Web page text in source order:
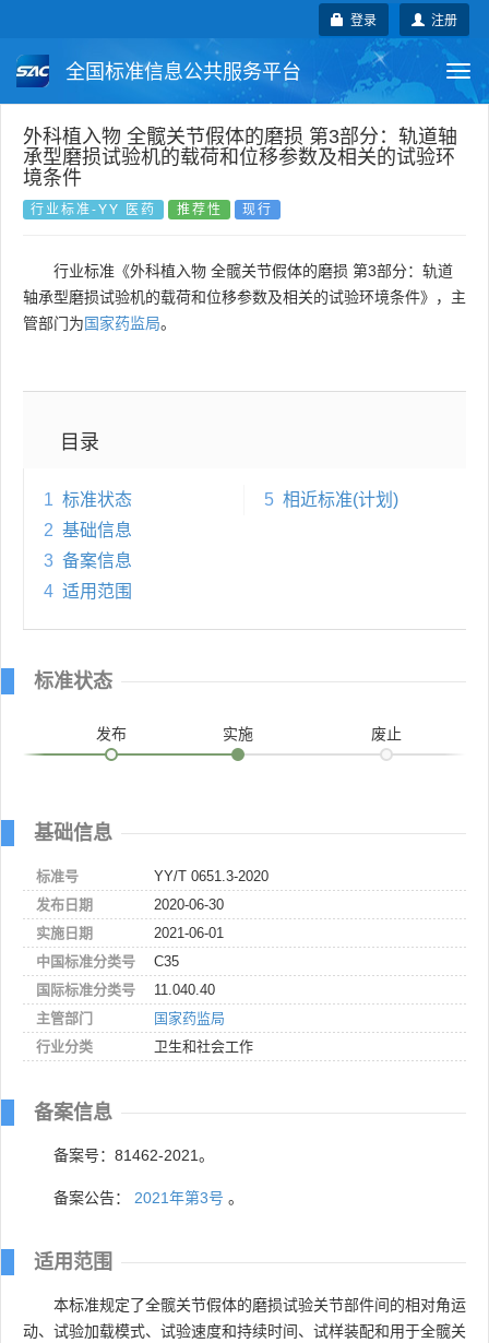
注册
登录
全国标准信息公共服务平台
国家标准 行业标准 地方标准
团体标准
外科植入物 全髋关节假体的磨损 第3部分：轨道轴
承型磨损试验机的载荷和位移参数及相关的试验环
境条件
行业标准-YY 医药 推荐性 现行
行业标准《外科植入物 全髋关节假体的磨损 第3部分：轨道
轴承型磨损试验机的载荷和位移参数及相关的试验环境条件》，主
管部门为国家药监局。
目录
1 标准状态
2 基础信息
3 备案信息
4 适用范围
5 相近标准(计划)
标准状态
发布 实施 废止
基础信息
标准号
YY/T 0651.3-2020
发布日期
2020-06-30
实施日期
2021-06-01
中国标准分类号
C35
国际标准分类号
11.040.40
主管部门
国家药监局
行业分类
卫生和社会工作
备案信息
备案号：81462-2021。
备案公告： 2021年第3号 。
适用范围
本标准规定了全髋关节假体的磨损试验关节部件间的相对角运
动、试验加载模式、试验速度和持续时间、试样装配和用于全髋关